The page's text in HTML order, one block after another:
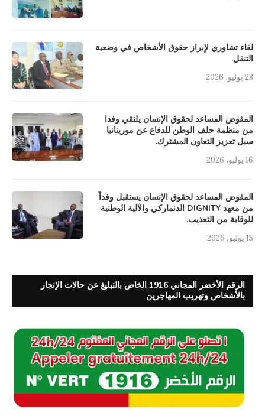
لقاء تشاوري لإبراز حقوق الأشخاص في وضعية
التنقل.
28 يوليو، 2026
المفوض المساعد لحقوق الإنسان يلتقي وفدا
من منظمة حلف الوطن للدفاع عن موريتانيا
سبل تعزيز التعاون المشترك.
16 يوليو، 2026
المفوض المساعد لحقوق الإنسان يستقبل وفداً
من معهد DIGNITY الدنماركي والآلية الوطنية
للوقاية من التعذيب.
15 يوليو، 2026
الرقم الأخضر المجاني 1916 الخاص بالتبليغ عن حالات الإتجار
بالأشخاص وتهريب المهاجرين